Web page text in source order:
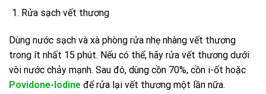
Rửa sạch vết thương
Dùng nước sạch và xà phòng rửa nhẹ nhàng vết thương
trong ít nhất 15 phút. Nếu có thể, hãy rửa vết thương dưới
vòi nước chảy mạnh. Sau đó, dùng cồn 70%, cồn i-ốt hoặc
Povidone-Iodine để rửa lại vết thương một lần nữa.